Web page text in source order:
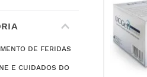
DE FERIDAS
E CUIDADOS DO